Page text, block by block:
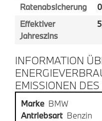
Ratenabsicherung
Effektiver
Jahreszins
INFORMATION
EMISSIONEN
Marke BMW
Antriebsart Benzin